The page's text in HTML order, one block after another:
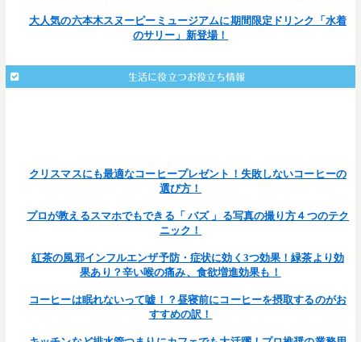
大人気の六本木スヌーピーミュージアムに期間限定ドリンク「水着
のサリー」新登場！
生活に役立つお役立ち情報
クリスマスにも最適なコーヒープレゼント！失敗しないコーヒーの
選び方！
プロが教えるスマホでもできる「 バズ 」る写真の撮り方４つのテク
ニック！
紅茶の風邪インフルエンザ予防・症状に効く3つ効果！緑茶より効
果あり？辛い喉の痛み、食欲増進効果も！
コーヒーは眠れないって嘘！？昼寝前にコーヒーを摂取するのがお
すすめの訳！